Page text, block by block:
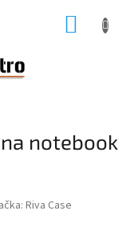
notebook
Riva Case